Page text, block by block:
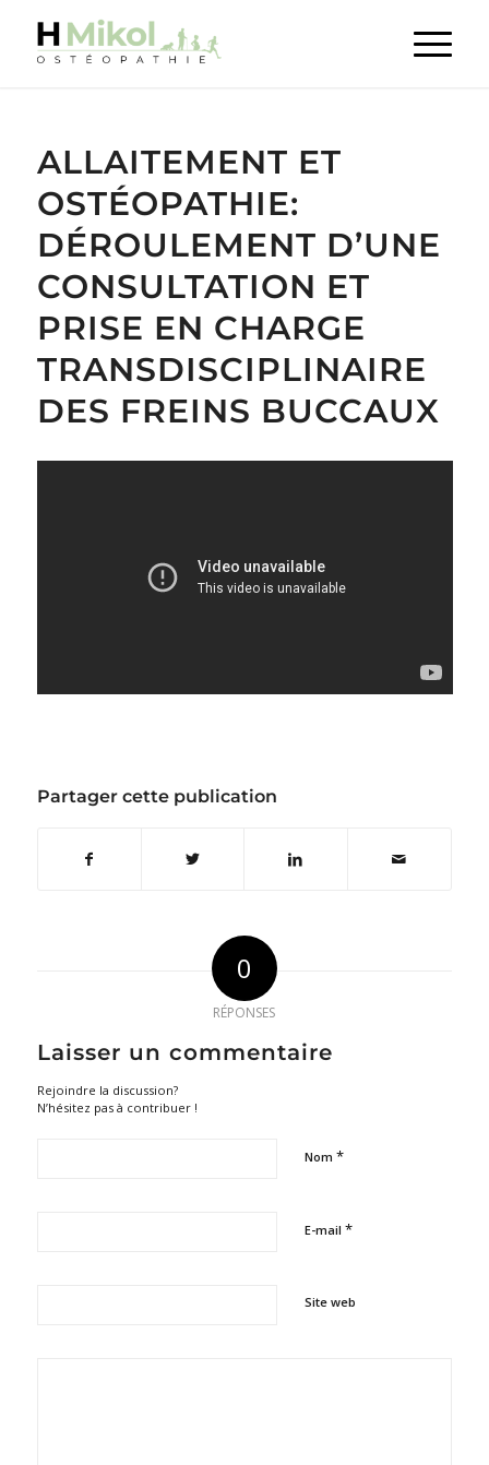
ALLAITEMENT ET
OSTÉOPATHIE:
DÉROULEMENT D’UNE
CONSULTATION ET
PRISE EN CHARGE
TRANSDISCIPLINAIRE
DES FREINS BUCCAUX
Partager cette publication
0
RÉPONSES
Laisser un commentaire
Rejoindre la discussion?
N’hésitez pas à contribuer !
Nom *
E-mail *
Site web